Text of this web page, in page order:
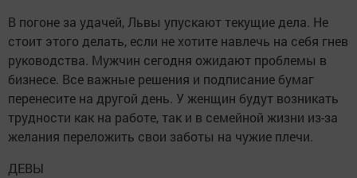
В погоне за удачей, Львы упускают текущие дела. Не
стоит этого делать, если не хотите навлечь на себя гнев
руководства. Мужчин сегодня ожидают проблемы в
бизнесе. Все важные решения и подписание бумаг
перенесите на другой день. У женщин будут возникать
трудности как на работе, так и в семейной жизни из-за
желания переложить свои заботы на чужие плечи.
ДЕВЫ